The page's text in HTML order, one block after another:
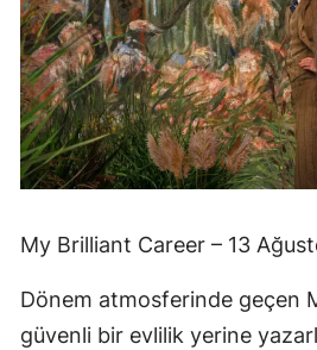
My Brilliant Career – 13
Dönem atmosferinde geçen
güvenli bir evlilik yerine